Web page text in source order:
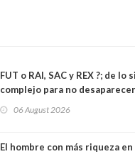
FUT o RAI, SAC y REX ?; de lo
complejo para no
06 August 2026
El hombre con más riqueza